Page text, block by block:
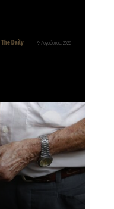
The Daily 9 Αυγούστου, 2026